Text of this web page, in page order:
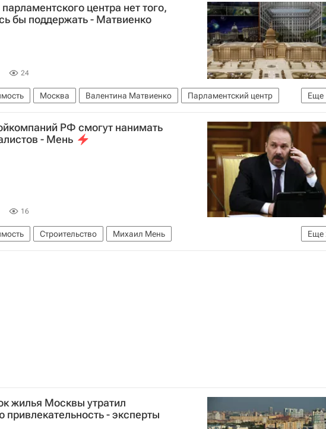
центра нет того,
бы поддержать - Матвиенко
24
Еще
Москва Валентина Матвиенко
Парламентский центр
РФ смогут нанимать
- Мень
16
Еще
Строительство
Михаил Мень
турецких компаний
Россия
жилья Москвы утратил
привлекательность - эксперты